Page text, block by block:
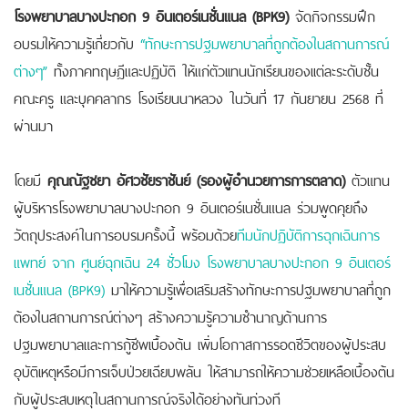
โรงพยาบาลบางปะกอก 9 อินเตอร์เนชั่นแนล (BPK9)จัดกิจกรรมฝึก
อบรมให้ความรู้เกี่ยวกับ “ทักษะการปฐมพยาบาลที่ถูกต้องในสถานการณ์
ต่างๆ” ทั้งภาคทฤษฎีและปฏิบัติ ให้แก่ตัวเเทนนักเรียนของเเต่ละระดับชั้น
คณะครู และบุคคลากร โรงเรียนนาหลวง ในวันที่ 17 กันยายน 2568 ที่
ผ่านมา
โดยมี คุณณัฐชยา อัศวชัยราชันย์ (รองผู้อำนวยการการตลาด)ตัวแทน
ผู้บริหารโรงพยาบาลบางปะกอก 9 อินเตอร์เนชั่นแนล ร่วมพูดคุยถึง
วัตถุประสงค์ในการอบรมครั้งนี้ พร้อมด้วยทีมนักปฏิบัติการฉุกเฉินการ
แพทย์ จาก ศูนย์ฉุกเฉิน 24 ชั่วโมง โรงพยาบาลบางปะกอก 9 อินเตอร์
เนชั่นแนล (BPK9) มาให้ความรู้เพื่อเสริมสร้างทักษะการปฐมพยาบาลที่ถูก
ต้องในสถานการณ์ต่างๆ สร้างความรู้ความชำนาญด้านการ
ปฐมพยาบาลและการกู้ชีพเบื้องต้น เพิ่มโอกาสการรอดชีวิตของผู้ประสบ
อุบัติเหตุหรือมีการเจ็บป่วยเฉียบพลัน ให้สามารถให้ความช่วยเหลือเบื้องต้น
กับผู้ประสบเหตุในสถานการณ์จริงได้อย่างทันท่วงที